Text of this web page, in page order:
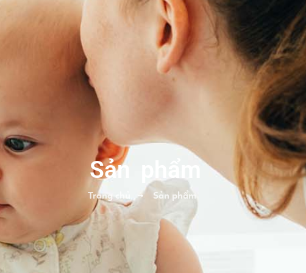
Sản phẩm
Trang chủ Sản phẩm